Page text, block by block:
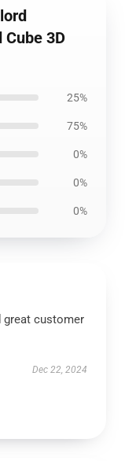
Cube 3D
25%
75%
0%
0%
0%
great customer
Dec 22, 2024